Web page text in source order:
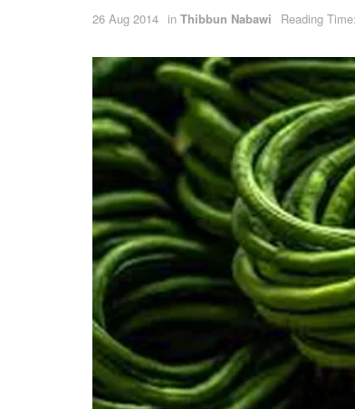
26 Aug 2014 in Thibbun Nabawi Reading